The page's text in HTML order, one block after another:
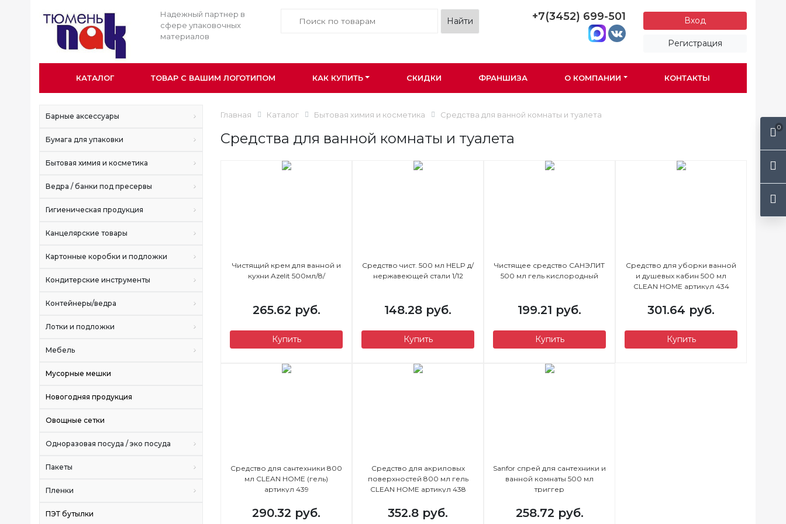
0
Надежный партнер в
сфере упаковочных
материалов
+7(3452) 699-501 Вход
Регистрация
КАТАЛОГ ТОВАР С ВАШИМ ЛОГОТИПОМ КАК КУПИТЬ СКИДКИ ФРАНШИЗА О КОМПАНИИ КОНТАКТЫ
Барные аксессуары
Бумага для упаковки
Бытовая химия и косметика
Ведра / банки под пресервы
Гигиеническая продукция
Канцелярские товары
Картонные коробки и подложки
Кондитерские инструменты
Контейнеры/ведра
Лотки и подложки
Мебель
Мусорные мешки
Новогодняя продукция
Овощные сетки
Одноразовая посуда / эко посуда
Пакеты
Пленки
ПЭТ бутылки
Главная Каталог Бытовая химия и косметика Средства для ванной комнаты и туалета
Средства для ванной комнаты и туалета
Чистящий крем для ванной и
кухни Azelit 500мл/8/
265.62 руб.
Купить
Средство чист. 500 мл HELP д/
нержавеющей стали 1/12
148.28 руб.
Купить
Чистящее средство САНЭЛИТ
500 мл гель кислородный
199.21 руб.
Купить
Средство для уборки ванной
и душевых кабин 500 мл
CLEAN HOME артикул 434
301.64 руб.
Купить
Средство для сантехники 800
мл CLEAN HOME (гель)
артикул 439
290.32 руб.
Средство для акриловых
поверхностей 800 мл гель
CLEAN HOME артикул 438
352.8 руб.
Sanfor спрей для сантехники и
ванной комнаты 500 мл
триггер
258.72 руб.